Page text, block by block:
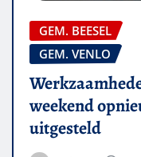
GEM. BEESEL
GEM. VENLO
weekend
uitgesteld